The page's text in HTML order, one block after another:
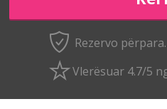
Rezervo
Vlerësuar 4.7/5